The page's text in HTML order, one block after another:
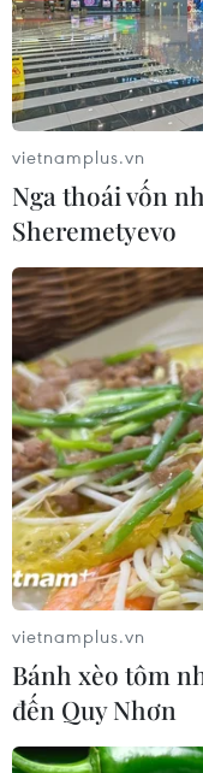
cảnh các nền kinh
chọn hết sức hạn
vietnamplus.vn
Nga thoái vốn
Sheremetyevo
vietnamplus.vn
Bánh xèo tôm
đến Quy Nhơn